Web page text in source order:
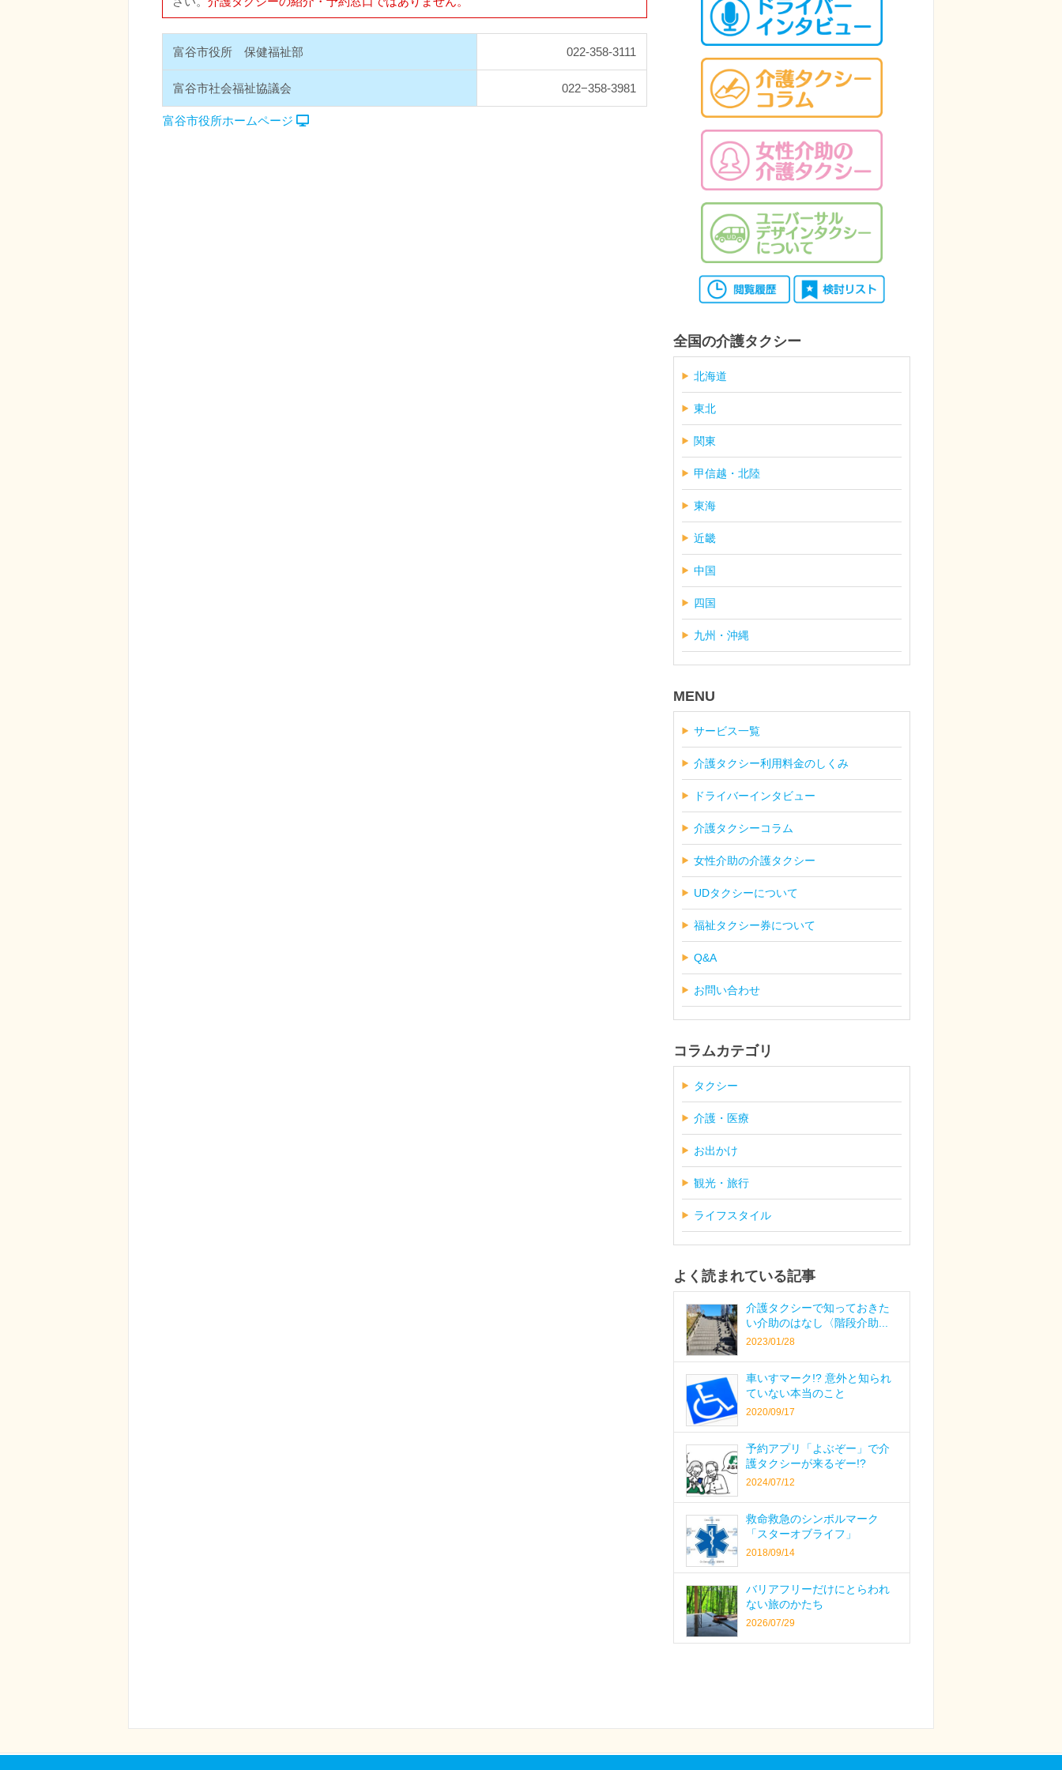
富谷市役所 保健福祉部 022-358-3111
富谷市社会福祉協議会 022−358-3981
富谷市役所ホームページ
全国の介護タクシー
北海道
東北
関東
甲信越・北陸
東海
近畿
中国
四国
九州・沖縄
MENU
サービス一覧
介護タクシー利用料金のしくみ
ドライバーインタビュー
介護タクシーコラム
女性介助の介護タクシー
UDタクシーについて
福祉タクシー券について
Q&A
お問い合わせ
コラムカテゴリ
タクシー
介護・医療
お出かけ
観光・旅行
ライフスタイル
よく読まれている記事
介護タクシーで知っておきた
い介助のはなし〈階段介助...
2023/01/28
車いすマーク!? 意外と知られ
ていない本当のこと
2020/09/17
予約アプリ「よぶぞー」で介
護タクシーが来るぞー!?
2024/07/12
救命救急のシンボルマーク
「スターオブライフ」
2018/09/14
バリアフリーだけにとらわれ
ない旅のかたち
2026/07/29